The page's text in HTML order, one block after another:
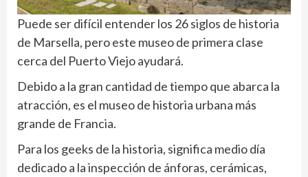
Puede ser difícil entender los 26 siglos de historia
de Marsella, pero este museo de primera clase
cerca del Puerto Viejo ayudará.
Debido a la gran cantidad de tiempo que abarca la
atracción, es el museo de historia urbana más
grande de Francia.
Para los geeks de la historia, significa medio día
dedicado a la inspección de ánforas, cerámicas,